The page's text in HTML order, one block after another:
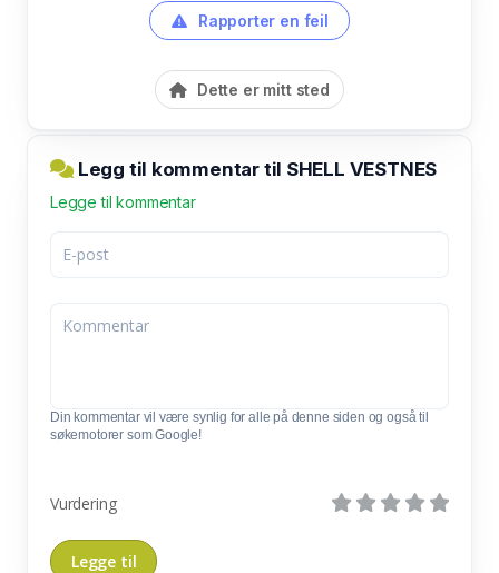
Rapporter en feil
Dette er mitt sted
Legg til kommentar til SHELL VESTNES
Legge til kommentar
Din kommentar vil være synlig for alle på denne siden og også til
søkemotorer som Google!
Vurdering